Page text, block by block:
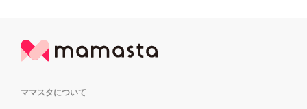
ママスタについて